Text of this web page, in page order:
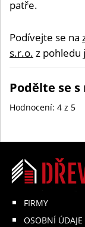
patře.
Podívejte se na
s.r.o. z pohledu
Podělte se s
Hodnocení: 4 z 5
FIRMY
OSOBNÍ ÚDAJE